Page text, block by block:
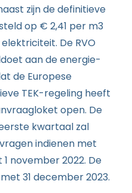
zijn de definitieve
op € 2,41 per m3
De RVO
aan de energie-
de Europese
TEK-regeling heeft
open. De
kwartaal zal
indienen met
november 2022. De
31 december 2023.